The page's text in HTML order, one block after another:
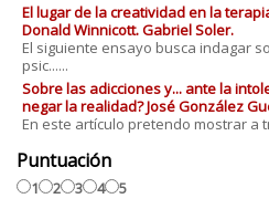
El lugar de la creatividad en la
Donald Winnicott. Gabriel Soler.
El siguiente ensayo busca indagar
psic......
Sobre las adicciones y... ante la
negar la realidad? José González
En este artículo pretendo mostrar a
Puntuación
1 2 3 4 5